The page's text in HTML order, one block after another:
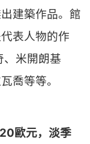
建築作品。館
表人物的作
、米開朗基
喬等等。
歐元，淡季